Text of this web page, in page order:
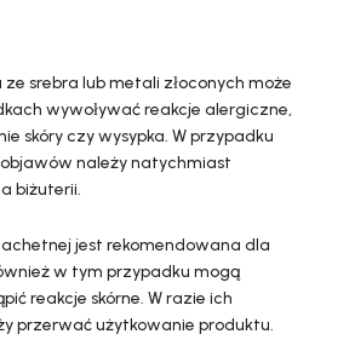
srebra lub metali złoconych może
wywoływać reakcje alergiczne,
skóry czy wysypka. W przypadku
należy natychmiast
biżuterii.
jest rekomendowana dla
w tym przypadku mogą
reakcje skórne. W razie ich
przerwać użytkowanie produktu.